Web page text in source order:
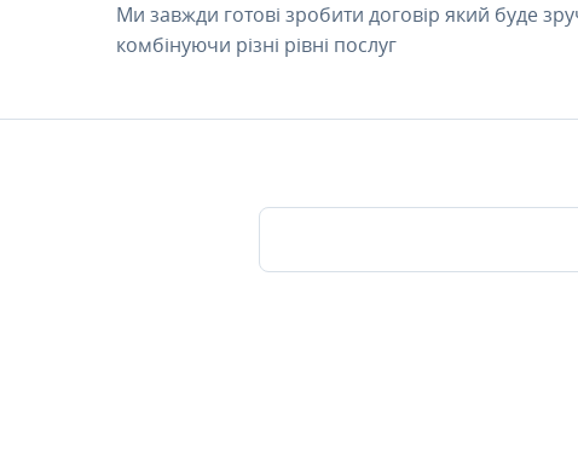
Ми завжди готові зробити договір який буде
комбінуючи різні рівні послуг